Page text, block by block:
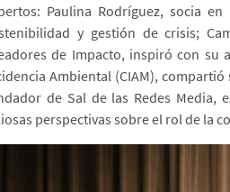
Paulina Rodríguez, socia
y gestión de crisis;
de Impacto, inspiró con su
Ambiental (CIAM),
de Sal de las Redes Media,
perspectivas sobre el rol de la